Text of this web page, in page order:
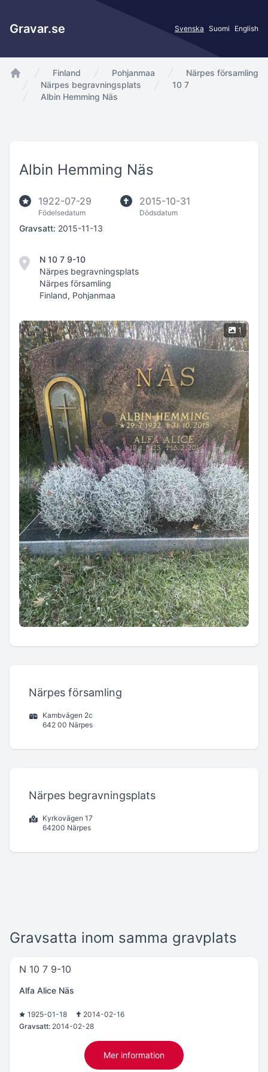
Gravar.se Svenska Suomi English
app.Start
Finland Pohjanmaa
Närpes församling
Närpes begravningsplats
10 7
Albin Hemming Näs
Albin Hemming Näs
1922-07-29
Födelsedatum
2015-10-31
Dödsdatum
Gravsatt: 2015-11-13
N 10 7 9-10
Närpes begravningsplats
Närpes församling
Finland, Pohjanmaa
1
Närpes församling
Kambvägen 2c
642 00 Närpes
Närpes begravningsplats
Kyrkovägen 17
64200 Närpes
Gravsatta inom samma gravplats
N 10 7 9-10
Alfa Alice Näs
1925-01-18
2014-02-16
Gravsatt: 2014-02-28
Mer information